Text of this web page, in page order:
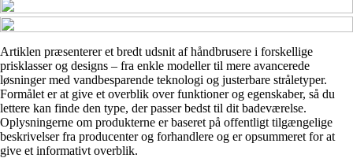
Artiklen præsenterer et bredt udsnit af håndbrusere i forskellige
prisklasser og designs – fra enkle modeller til mere avancerede
løsninger med vandbesparende teknologi og justerbare stråletyper.
Formålet er at give et overblik over funktioner og egenskaber, så du
lettere kan finde den type, der passer bedst til dit badeværelse.
Oplysningerne om produkterne er baseret på offentligt tilgængelige
beskrivelser fra producenter og forhandlere og er opsummeret for at
give et informativt overblik.